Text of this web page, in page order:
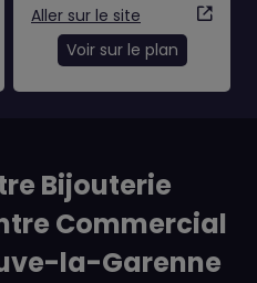
Aller sur le site
Voir sur le plan
Bijouterie
Commercial
la-Garenne